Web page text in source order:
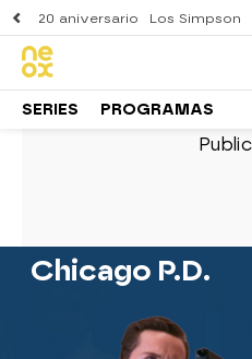
20 aniversario Los Simpson
SERIES PROGRAMAS
Chicago P.D.